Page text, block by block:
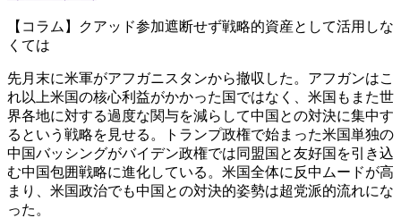
【コラム】クアッド参加遮断せず戦略的資産として活用しな
くては
先月末に米軍がアフガニスタンから撤収した。アフガンはこ
れ以上米国の核心利益がかかった国ではなく、米国もまた世
界各地に対する過度な関与を減らして中国との対決に集中す
るという戦略を見せる。トランプ政権で始まった米国単独の
中国バッシングがバイデン政権では同盟国と友好国を引き込
む中国包囲戦略に進化している。米国全体に反中ムードが高
まり、米国政治でも中国との対決的姿勢は超党派的流れにな
った。